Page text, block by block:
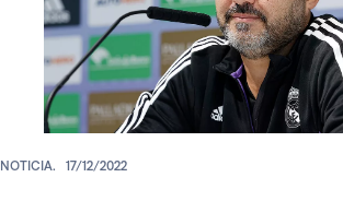
NOTICIA. 17/12/2022